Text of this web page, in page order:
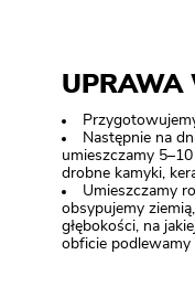
UPRAWA
Następnie na
umieszczamy
drobne kamyki,
Umieszczamy
obsypujemy
głębokości, na
obficie podlewamy